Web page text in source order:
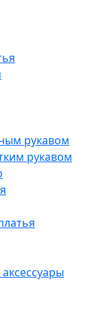
рукавом
рукавом